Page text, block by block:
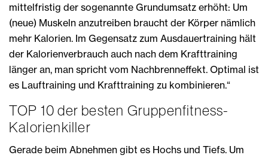
mittelfristig der sogenannte Grundumsatz erhöht: Um
(neue) Muskeln anzutreiben braucht der Körper nämlich
mehr Kalorien. Im Gegensatz zum Ausdauertraining hält
der Kalorienverbrauch auch nach dem Krafttraining
länger an, man spricht vom Nachbrenneffekt. Optimal ist
es Lauftraining und Krafttraining zu kombinieren.“
TOP 10 der besten Gruppenfitness-
Kalorienkiller
Gerade beim Abnehmen gibt es Hochs und Tiefs. Um